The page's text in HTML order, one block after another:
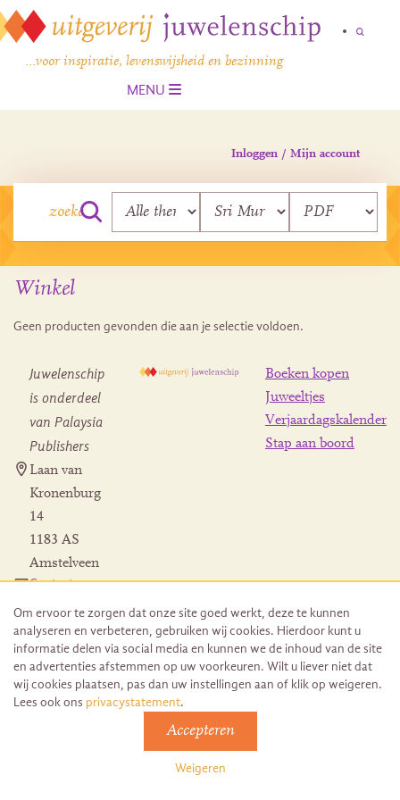
…voor inspiratie, levenswijsheid en bezinning
MENU
Inloggen / Mijn account
Winkel
Geen producten gevonden die aan je selectie voldoen.
Juwelenschip
is onderdeel
van Palaysia
Publishers
Laan van
Kronenburg
14
1183 AS
Amstelveen
Contact
bestelling
Boeken kopen
Juweeltjes
Verjaardagskalender
Stap aan boord
Go2People
Algemene voorwaarden | Sitemap
Om ervoor te zorgen dat onze site goed werkt, deze te kunnen
analyseren en verbeteren, gebruiken wij cookies. Hierdoor kunt u
informatie delen via social media en kunnen we de inhoud van de site
en advertenties afstemmen op uw voorkeuren. Wilt u liever niet dat
wij cookies plaatsen, pas dan uw instellingen aan of klik op weigeren.
Lees ook ons privacystatement.
Accepteren
Weigeren